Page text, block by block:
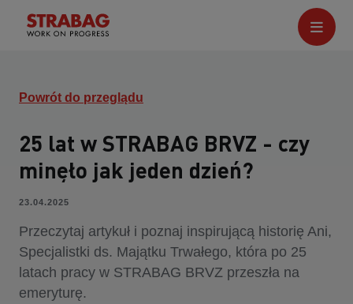
Powrót do przeglądu
25 lat w STRABAG BRVZ - czy
minęło jak jeden dzień?
23.04.2025
Przeczytaj artykuł i poznaj inspirującą historię Ani,
Specjalistki ds. Majątku Trwałego, która po 25
latach pracy w STRABAG BRVZ przeszła na
emeryturę.